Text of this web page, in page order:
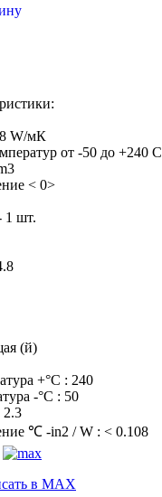
W/мК
от -50 до +240 C
< 0>
1 шт.
(й)
+°C : 240
-°C : 50
2.3
℃ -in2 / W : < 0.108
в MAX